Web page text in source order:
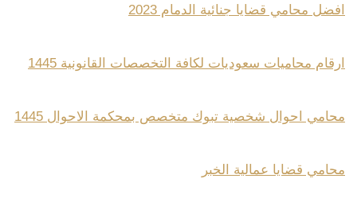
افضل محامي قضايا جنائية الدمام 2023
ارقام محاميات سعوديات لكافة التخصصات القانونية 1445
محامي احوال شخصية تبوك متخصص بمحكمة الاحوال 1445
محامي قضايا عمالية الخبر